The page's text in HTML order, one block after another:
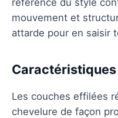
mouvement et
attarde pour en saisir
Les couches effilées
chevelure de façon